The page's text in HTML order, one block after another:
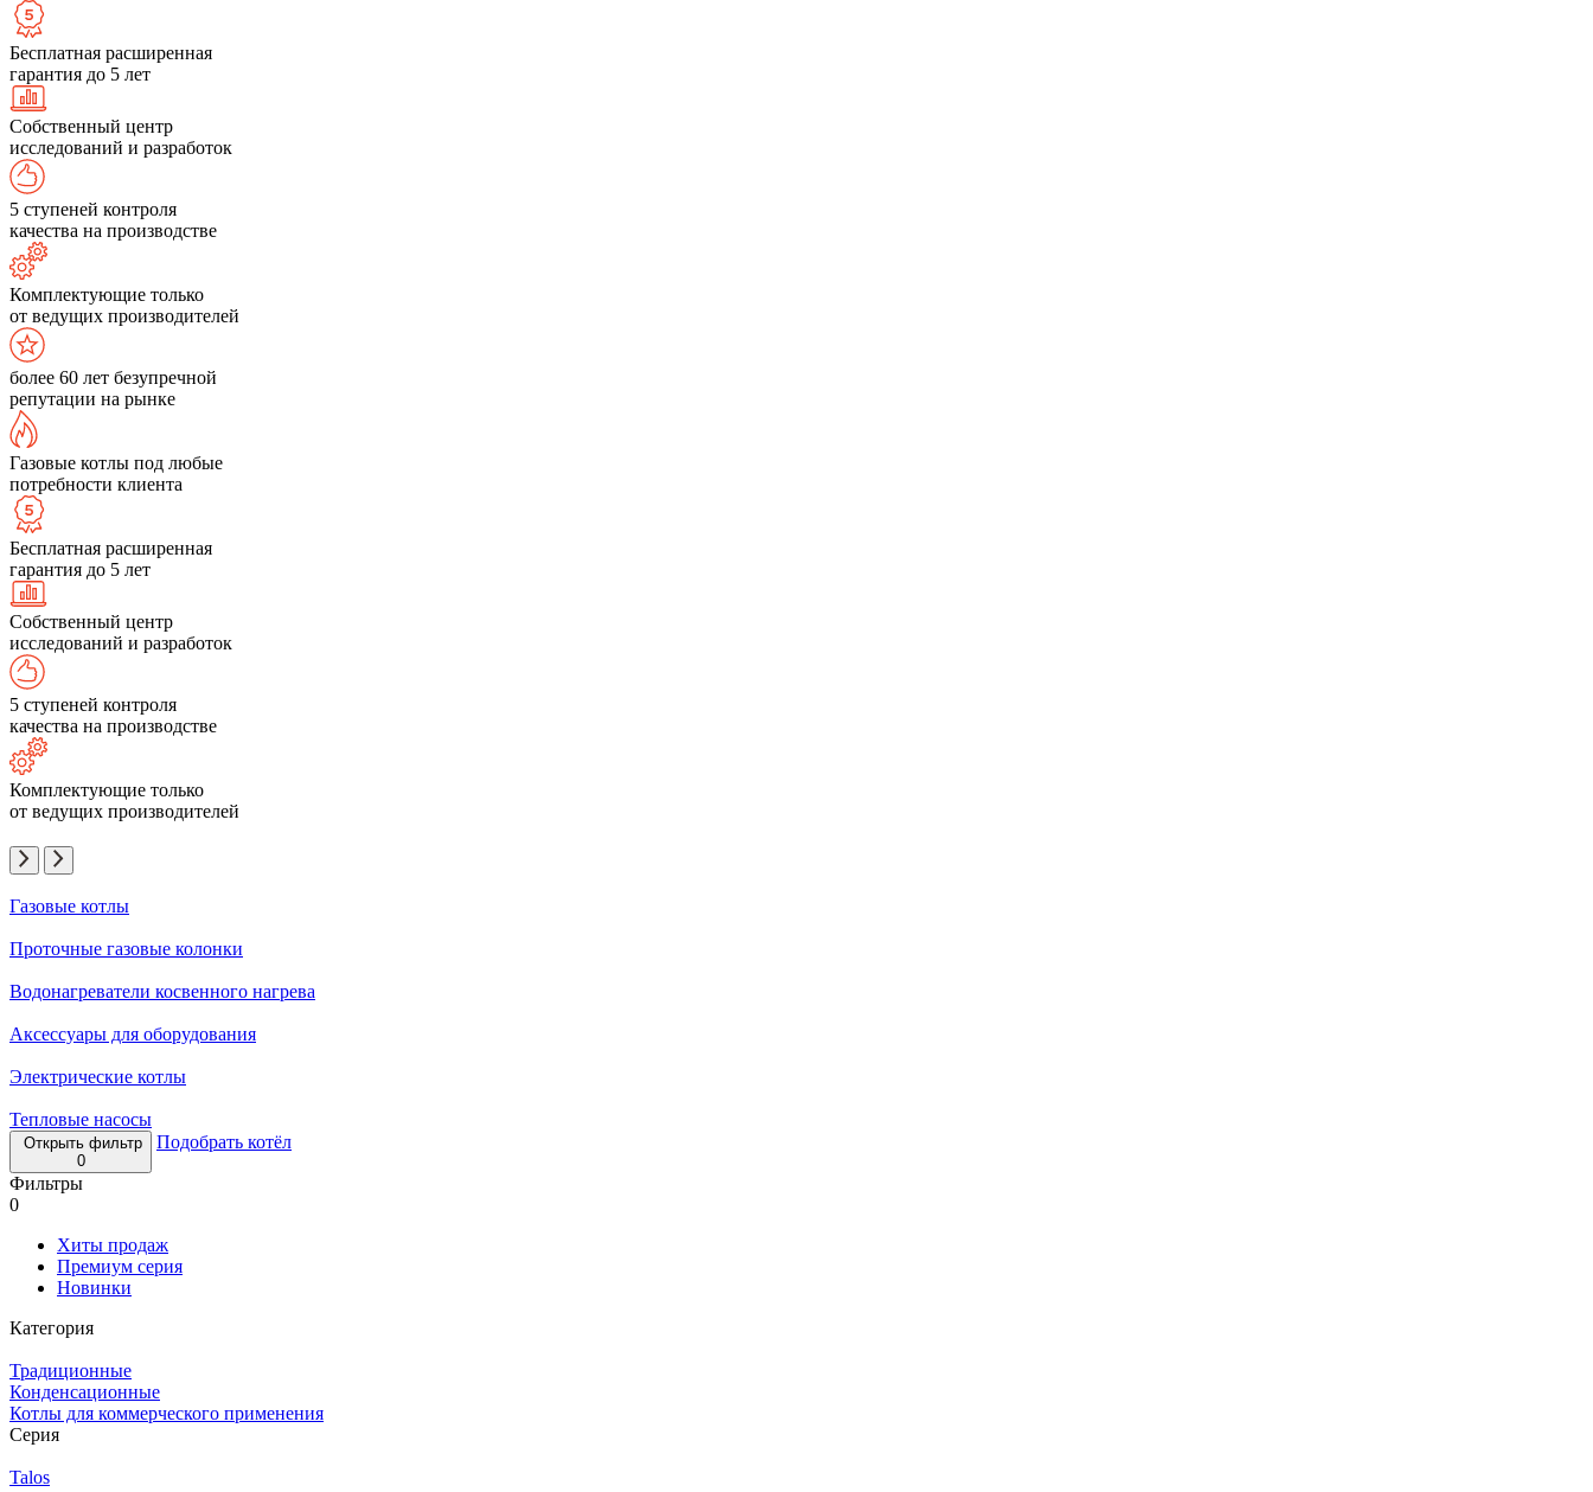
Бесплатная расширенная
гарантия до 5 лет
Собственный центр
исследований и разработок
5 ступеней контроля
качества на производстве
Комплектующие только
от ведущих производителей
более 60 лет безупречной
репутации на рынке
Газовые котлы под любые
потребности клиента
Бесплатная расширенная
гарантия до 5 лет
Собственный центр
исследований и разработок
5 ступеней контроля
качества на производстве
Комплектующие только
от ведущих производителей
Газовые котлы
Проточные газовые колонки
Водонагреватели косвенного нагрева
Аксессуары для оборудования
Электрические котлы
Тепловые насосы
Открыть фильтр
0
Подобрать котёл
Фильтры
0
Хиты продаж
Премиум серия
Новинки
Категория
Традиционные
Конденсационные
Котлы для коммерческого применения
Серия
Talos